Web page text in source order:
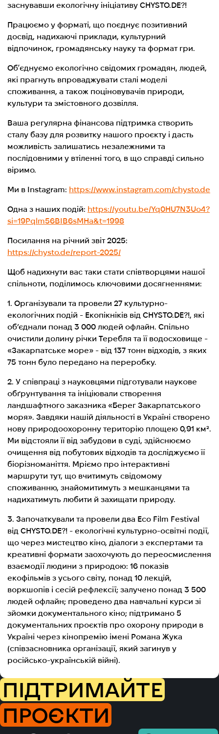
заснувавши екологічну ініціативу CHYSTO.DE?!
Працюємо у форматі, що поєднує позитивний
досвід, надихаючі приклади, культурний
відпочинок, громадянську науку та формат гри.
Обʼєднуємо екологічно свідомих громадян, людей,
які прагнуть впроваджувати сталі моделі
споживання, а також поціновувачів природи,
культури та змістовного дозвілля.
Ваша регулярна фінансова підтримка створить
сталу базу для розвитку нашого проєкту і дасть
можливість залишатись незалежними та
послідовними у втіленні того, в що справді сильно
віримо.
Ми в Instagram: https://www.instagram.com/chysto.de
Одна з наших подій: https://youtu.be/Yq0HU7N3Uo4?
si=19Pqlm56BIB6sMHa&t=1998
Посилання на річний звіт 2025:
https://chysto.de/report-2025/
Щоб надихнути вас таки стати співтворцями нашої
спільноти, поділимось ключовими досягненнями:
1. Організували та провели 27 культурно-
екологічних подій - Екопікніків від CHYSTO.DE?!, які
об’єднали понад 3 000 людей офлайн. Спільно
очистили долину річки Теребля та її водосховище -
«Закарпатське море» - від 137 тонн відходів, з яких
75 тонн було передано на переробку.
2. У співпраці з науковцями підготували наукове
обґрунтування та ініціювали створення
ландшафтного заказника «Берег Закарпатського
моря». Завдяки нашій діяльності в Україні створено
нову природоохоронну територію площею 0,91 км².
Ми відстояли її від забудови в суді, здійснюємо
очищення від побутових відходів та досліджуємо її
біорізноманіття. Мріємо про інтерактивні
маршрути тут, що вчитимуть свідомому
споживанню, знайомитимуть з мешканцями та
надихатимуть любити й захищати природу.
3. Започаткували та провели два Eco Film Festival
від CHYSTO.DE?! - екологічні культурно-освітні події,
що через мистецтво кіно, діалоги з експертами та
креативні формати заохочують до переосмислення
взаємодії людини з природою: 16 показів
екофільмів з усього світу, понад 10 лекцій,
воркшопів і сесій рефлексії; залучено понад 3 500
людей офлайн; проведено два навчальні курси зі
зйомки документального кіно; підтримано 5
документальних проєктів про охорону природи в
Україні через кінопремію імені Романа Жука
(співзасновника організації, який загинув у
російсько-українській війні).
ПІДТРИМАЙТЕ
ПРОЄКТИ